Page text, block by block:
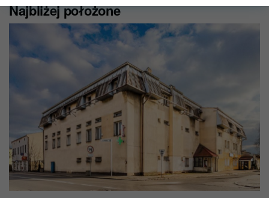
Najbliżej położone
możesz wybrać, z którego rodzaju plików będziemy
mogli korzystać.
Zgodę na pliki cookies możesz zawsze wycofać w
ustawieniach Twojej przeglądarki.
Nie wpłynie to na ocenę, czy przed wycofaniem
zgody korzystaliśmy z plików cookie zgodnie z
prawem.
Więcej informacji znajdziesz w naszejPolityce
prywatności .